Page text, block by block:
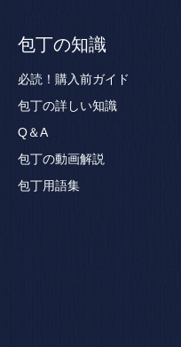
包丁の知識
必読！購入前ガイド
包丁の詳しい知識
Q＆A
包丁の動画解説
包丁用語集